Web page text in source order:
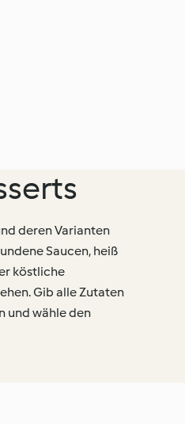
deren Varianten
Saucen, heiß
köstliche
Gib alle Zutaten
und wähle den